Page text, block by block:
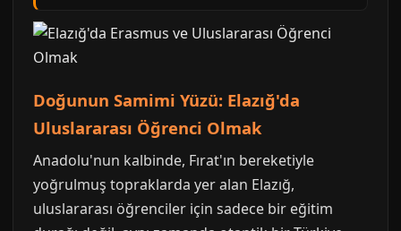
Doğunun Samimi Yüzü: Elazığ'da
Uluslararası Öğrenci Olmak
Anadolu'nun kalbinde, Fırat'ın bereketiyle
yoğrulmuş topraklarda yer alan Elazığ,
uluslararası öğrenciler için sadece bir eğitim